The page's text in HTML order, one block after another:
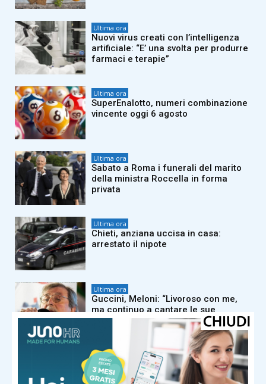
Ultima ora
Nuovi virus creati con l’intelligenza
artificiale: “E’ una svolta per produrre
farmaci e terapie”
Ultima ora
SuperEnalotto, numeri combinazione
vincente oggi 6 agosto
Ultima ora
Sabato a Roma i funerali del marito
della ministra Roccella in forma
privata
Ultima ora
Chieti, anziana uccisa in casa:
arrestato il nipote
Ultima ora
Guccini, Meloni: “Livoroso con me,
ma continuo a cantare le sue
canzoni. Lo ringrazio per averci
regalato emozioni”
Ultima ora
Ostia, sequestrati due stabilimenti:
Urbinati e Le Palme